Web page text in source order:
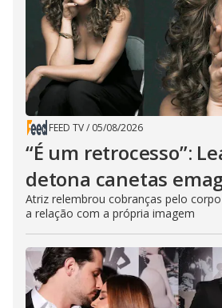
FEED TV/ 05/08/2026
“É um retrocesso”:
detona canetas
Atriz relembrou cobranças pelo
a relação com a própria imagem